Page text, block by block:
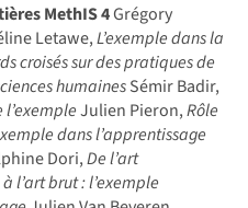
MethIS 4Grégory
Letawe,L’exemple dans la
croisés sur des pratiques de
humainesSémir Badir,
l’exempleJulien Pieron,Rôle
dans l’apprentissage
Dori,De l’art
l’art brut : l’exemple